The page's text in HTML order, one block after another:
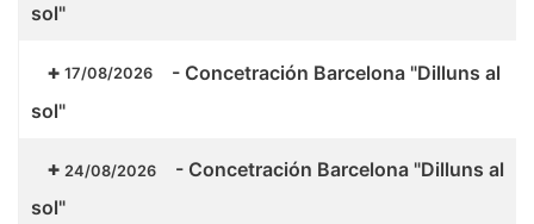
sol"
17/08/2026 - Concetración Barcelona "Dilluns al
sol"
24/08/2026 - Concetración Barcelona "Dilluns al
sol"